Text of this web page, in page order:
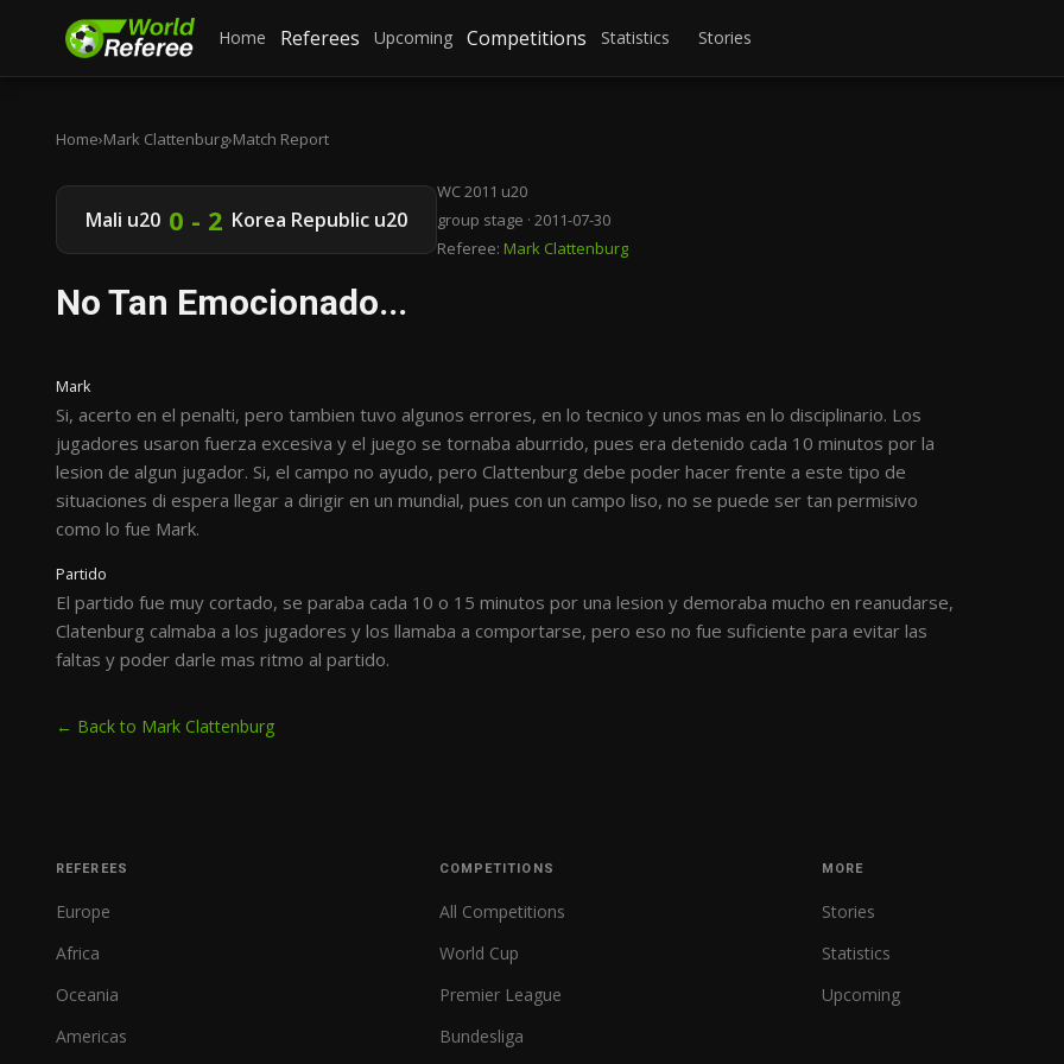
Home Referees Upcoming Competitions Statistics Stories
Home›Mark Clattenburg›Match Report
Mali u20 0 - 2 Korea Republic u20
WC 2011 u20
group stage · 2011-07-30
Referee: Mark Clattenburg
No Tan Emocionado...
Mark
Si, acerto en el penalti, pero tambien tuvo algunos errores, en lo tecnico y unos mas en lo disciplinario. Los
jugadores usaron fuerza excesiva y el juego se tornaba aburrido, pues era detenido cada 10 minutos por la
lesion de algun jugador. Si, el campo no ayudo, pero Clattenburg debe poder hacer frente a este tipo de
situaciones di espera llegar a dirigir en un mundial, pues con un campo liso, no se puede ser tan permisivo
como lo fue Mark.
Partido
El partido fue muy cortado, se paraba cada 10 o 15 minutos por una lesion y demoraba mucho en reanudarse,
Clatenburg calmaba a los jugadores y los llamaba a comportarse, pero eso no fue suficiente para evitar las
faltas y poder darle mas ritmo al partido.
← Back to Mark Clattenburg
REFEREES
Europe
Africa
Oceania
Americas
COMPETITIONS
All Competitions
World Cup
Premier League
Bundesliga
MORE
Stories
Statistics
Upcoming